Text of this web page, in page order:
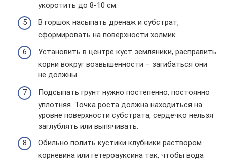
укоротить до 8-10 см.
В горшок насыпать дренаж и субстрат,
сформировать на поверхности холмик.
Установить в центре куст земляники, расправить
корни вокруг возвышенности – загибаться они
не должны.
Подсыпать грунт нужно постепенно, постоянно
уплотняя. Точка роста должна находиться на
уровне поверхности субстрата, сердечко нельзя
заглублять или выпячивать.
Обильно полить кустики клубники раствором
корневина или гетероауксина так, чтобы вода